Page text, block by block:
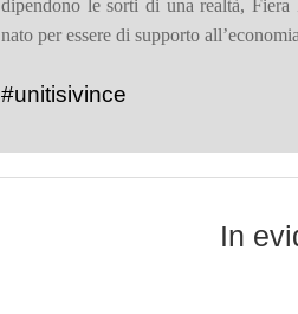
dipendono le sorti di una realtà,
nato per essere di supporto
#unitisivince
In